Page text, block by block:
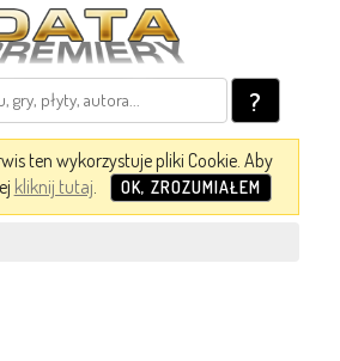
?
ten wykorzystuje pliki Cookie. Aby
kliknij tutaj. OK, ZROZUMIAŁEM